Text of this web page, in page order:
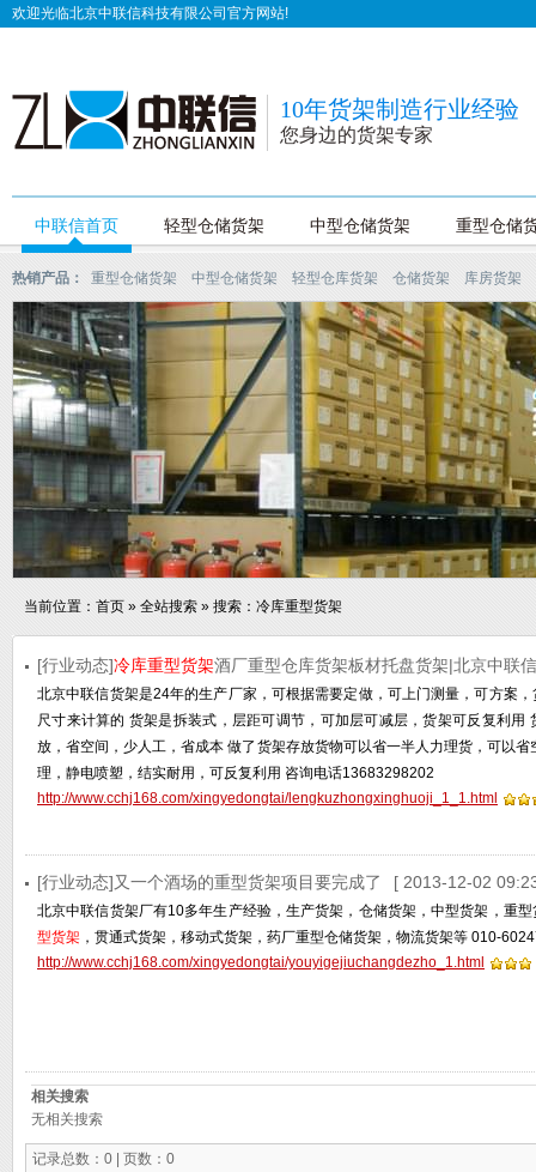
欢迎光临北京中联信科技有限公司官方网站!
10年货架制造行业经验
您身边的货架专家
中联信首页 轻型仓储货架 中型仓储货架 重型仓储
热销产品： 重型仓储货架 中型仓储货架 轻型仓库货架 仓储货架 库房货架
当前位置： 首页 » 全站搜索 » 搜索：冷库重型货架
[行业动态]冷库重型货架酒厂重型仓库货架板材托盘货架|北京中联
北京中联信货架是24年的生产厂家，可根据需要定做，可上门测量，可方案
尺寸来计算的 货架是拆装式，层距可调节，可加层可减层，货架可反复利用
放，省空间，少人工，省成本 做了货架存放货物可以省一半人力理货，可以
理，静电喷塑，结实耐用，可反复利用 咨询电话13683298202
http://www.cchj168.com/xingyedongtai/lengkuzhongxinghuoji_1_1.html
[行业动态]又一个酒场的重型货架项目要完成了 [ 2013-12-02
北京中联信货架厂有10多年生产经验，生产货架，仓储货架，中型货架，重
型货架 ，贯通式货架，移动式货架，药厂重型仓储货架，物流货架等 010-
http://www.cchj168.com/xingyedongtai/youyigejiuchangdezho_1.html
相关搜索
无相关搜索
记录总数：0 | 页数：0